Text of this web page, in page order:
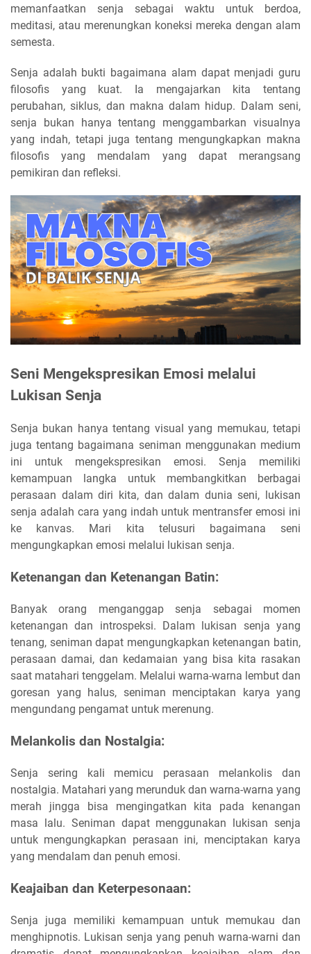
memanfaatkan senja sebagai waktu untuk berdoa,
meditasi, atau merenungkan koneksi mereka dengan alam
semesta.
Senja adalah bukti bagaimana alam dapat menjadi guru
filosofis yang kuat. Ia mengajarkan kita tentang
perubahan, siklus, dan makna dalam hidup. Dalam seni,
senja bukan hanya tentang menggambarkan visualnya
yang indah, tetapi juga tentang mengungkapkan makna
filosofis yang mendalam yang dapat merangsang
pemikiran dan refleksi.
Seni Mengekspresikan Emosi melalui
Lukisan Senja
Senja bukan hanya tentang visual yang memukau, tetapi
juga tentang bagaimana seniman menggunakan medium
ini untuk mengekspresikan emosi. Senja memiliki
kemampuan langka untuk membangkitkan berbagai
perasaan dalam diri kita, dan dalam dunia seni, lukisan
senja adalah cara yang indah untuk mentransfer emosi ini
ke kanvas. Mari kita telusuri bagaimana seni
mengungkapkan emosi melalui lukisan senja.
Ketenangan dan Ketenangan Batin:
Banyak orang menganggap senja sebagai momen
ketenangan dan introspeksi. Dalam lukisan senja yang
tenang, seniman dapat mengungkapkan ketenangan batin,
perasaan damai, dan kedamaian yang bisa kita rasakan
saat matahari tenggelam. Melalui warna-warna lembut dan
goresan yang halus, seniman menciptakan karya yang
mengundang pengamat untuk merenung.
Melankolis dan Nostalgia:
Senja sering kali memicu perasaan melankolis dan
nostalgia. Matahari yang merunduk dan warna-warna yang
merah jingga bisa mengingatkan kita pada kenangan
masa lalu. Seniman dapat menggunakan lukisan senja
untuk mengungkapkan perasaan ini, menciptakan karya
yang mendalam dan penuh emosi.
Keajaiban dan Keterpesonaan:
Senja juga memiliki kemampuan untuk memukau dan
menghipnotis. Lukisan senja yang penuh warna-warni dan